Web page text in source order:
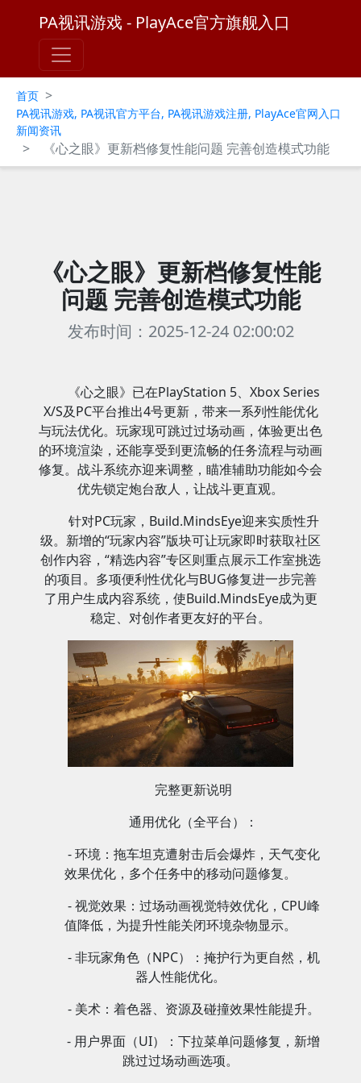
PA视讯游戏 - PlayAce官方旗舰入口
首页 >
PA视讯游戏, PA视讯官方平台, PA视讯游戏注册, PlayAce官网入口
新闻资讯
> 《心之眼》更新档修复性能问题 完善创造模式功能
《心之眼》更新档修复性能
问题 完善创造模式功能
发布时间：2025-12-24 02:00:02
《心之眼》已在PlayStation 5、Xbox Series
X/S及PC平台推出4号更新，带来一系列性能优化
与玩法优化。玩家现可跳过过场动画，体验更出色
的环境渲染，还能享受到更流畅的任务流程与动画
修复。战斗系统亦迎来调整，瞄准辅助功能如今会
优先锁定炮台敌人，让战斗更直观。
针对PC玩家，Build.MindsEye迎来实质性升
级。新增的“玩家内容”版块可让玩家即时获取社区
创作内容，“精选内容”专区则重点展示工作室挑选
的项目。多项便利性优化与BUG修复进一步完善
了用户生成内容系统，使Build.MindsEye成为更
稳定、对创作者更友好的平台。
完整更新说明
通用优化（全平台）：
- 环境：拖车坦克遭射击后会爆炸，天气变化
效果优化，多个任务中的移动问题修复。
- 视觉效果：过场动画视觉特效优化，CPU峰
值降低，为提升性能关闭环境杂物显示。
- 非玩家角色（NPC）：掩护行为更自然，机
器人性能优化。
- 美术：着色器、资源及碰撞效果性能提升。
- 用户界面（UI）：下拉菜单问题修复，新增
跳过过场动画选项。